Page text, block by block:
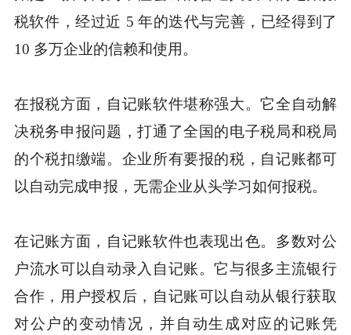
税软件，经过近 5 年的迭代与完善，已经得到了
10 多万企业的信赖和使用。
在报税方面，自记账软件堪称强大。它全自动解
决税务申报问题，打通了全国的电子税局和税局
的个税扣缴端。企业所有要报的税，自记账都可
以自动完成申报，无需企业从头学习如何报税。
在记账方面，自记账软件也表现出色。多数对公
户流水可以自动录入自记账。它与很多主流银行
合作，用户授权后，自记账可以自动从银行获取
对公户的变动情况，并自动生成对应的记账凭